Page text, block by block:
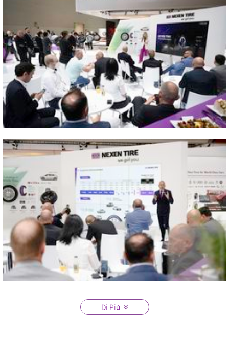
2022 2022 The Tire Cologne
2022 2022 The Tire Cologne
Vicino
2022 2022 The Tire Cologne
Vicino
Di Più